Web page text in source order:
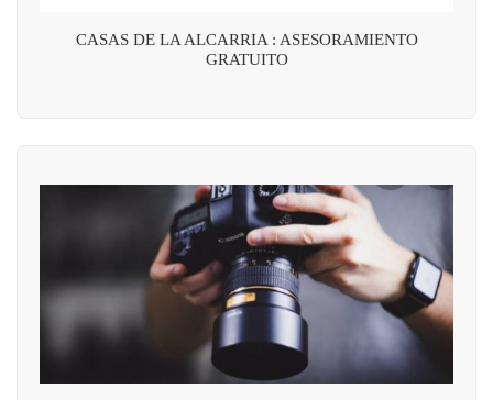
CASAS DE LA ALCARRIA : ASESORAMIENTO
GRATUITO